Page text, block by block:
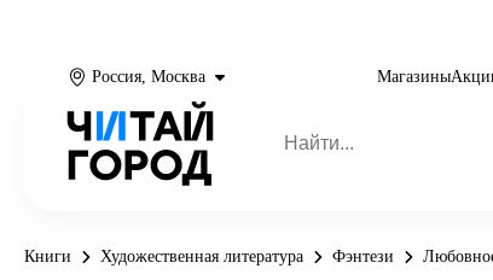
Россия, Москва Магазины
Книги Художественная литература Фэнтези